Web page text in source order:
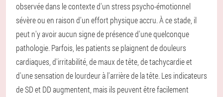
observée dans le contexte d'un stress psycho-émotionnel
sévère ou en raison d'un effort physique accru. À ce stade, il
peut n'y avoir aucun signe de présence d'une quelconque
pathologie. Parfois, les patients se plaignent de douleurs
cardiaques, d'irritabilité, de maux de tête, de tachycardie et
d'une sensation de lourdeur à l'arrière de la tête. Les indicateurs
de SD et DD augmentent, mais ils peuvent être facilement